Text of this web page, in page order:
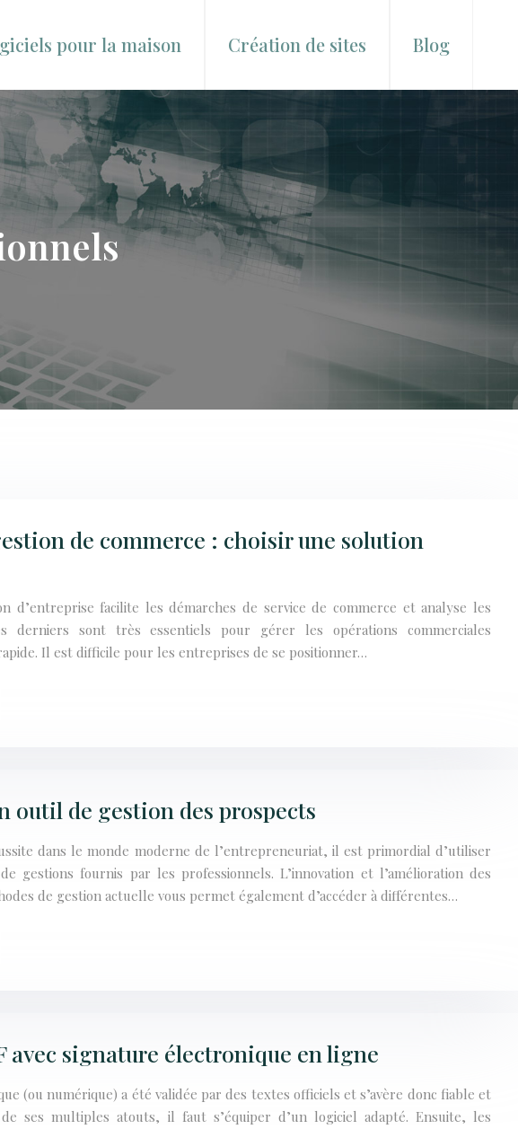
pour la maison Création de sites Blog
de commerce : choisir une solution
d’entreprise facilite les démarches de service de commerce et analyse les
derniers sont très essentiels pour gérer les opérations commerciales
Il est difficile pour les entreprises de se positionner…
outil de gestion des prospects
dans le monde moderne de l’entrepreneuriat, il est primordial d’utiliser
gestions fournis par les professionnels. L’innovation et l’amélioration des
de gestion actuelle vous permet également d’accéder à différentes…
avec signature électronique en ligne
(ou numérique) a été validée par des textes officiels et s’avère donc fiable et
ses multiples atouts, il faut s’équiper d’un logiciel adapté. Ensuite, les